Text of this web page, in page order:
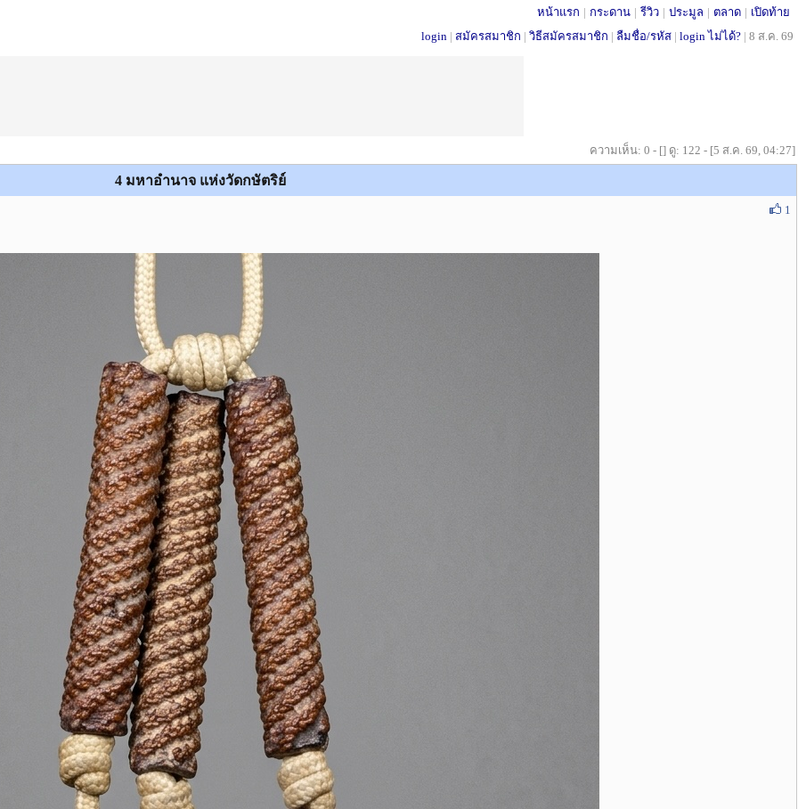
หน้าแรก | กระดาน | รีวิว | ประมูล | ตลาด | เปิดท้าย
login | สมัครสมาชิก | วิธีสมัครสมาชิก | ลืมชื่อ/รหัส | login ไม่ได้? | 8 ส.ค. 69
ความเห็น: 0 - [] ดู: 122 - [5 ส.ค. 69, 04:27]
4 มหาอำนาจ แห่งวัดกษัตริย์
1